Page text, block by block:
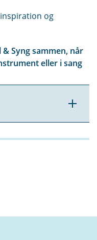
og
Syng sammen, når
eller i sang